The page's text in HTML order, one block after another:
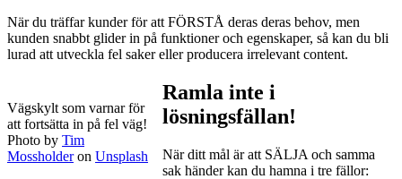
När du träffar kunder för att FÖRSTÅ deras deras behov, men
kunden snabbt glider in på funktioner och egenskaper, så kan du bli
lurad att utveckla fel saker eller producera irrelevant content.
Vägskylt som varnar för
att fortsätta in på fel väg!
Photo by Tim
Mossholderon Unsplash
Ramla inte i
lösningsfällan!
När ditt mål är att SÄLJA och samma
sak händer kan du hamna i tre fällor: